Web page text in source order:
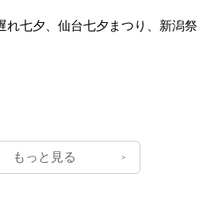
れ七夕、仙台七夕まつり、新潟祭
もっと見る